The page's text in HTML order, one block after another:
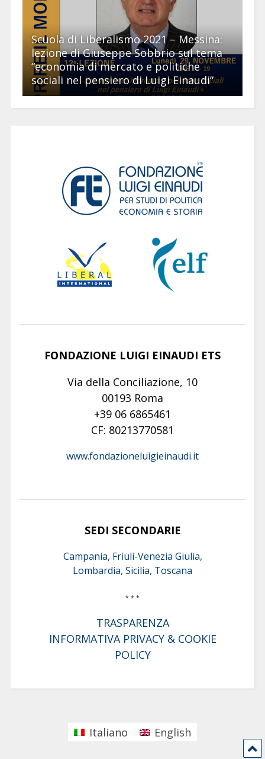
Scuola di Liberalismo 2021 – Messina:
lezione di Giuseppe Sobbrio sul tema
“economia di mercato e politiche
sociali nel pensiero di Luigi Einaudi”
FONDAZIONE LUIGI EINAUDI ETS
Via della Conciliazione, 10
00193 Roma
+39 06 6865461
CF: 80213770581
www.fondazioneluigieinaudi.it
SEDI SECONDARIE
Campania, Friuli-Venezia Giulia,
Lombardia, Sicilia, Toscana
* * *
TRASPARENZA
INFORMATIVA PRIVACY & COOKIE
POLICY
Italiano English